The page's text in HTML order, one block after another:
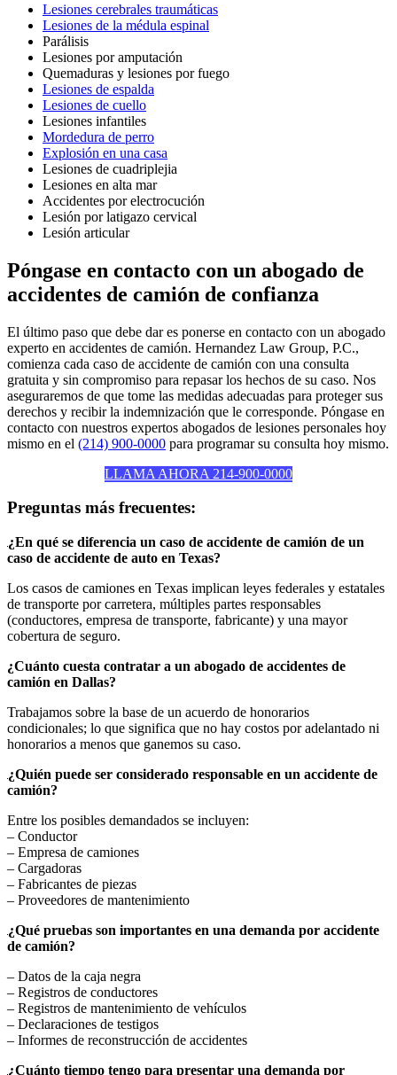
Lesiones cerebrales traumáticas
Lesiones de la médula espinal
Parálisis
Lesiones por amputación
Quemaduras y lesiones por fuego
Lesiones de espalda
Lesiones de cuello
Lesiones infantiles
Mordedura de perro
Explosión en una casa
Lesiones de cuadriplejia
Lesiones en alta mar
Accidentes por electrocución
Lesión por latigazo cervical
Lesión articular
Póngase en contacto con un abogado de
accidentes de camión de confianza
El último paso que debe dar es ponerse en contacto con un abogado
experto en accidentes de camión. Hernandez Law Group, P.C.,
comienza cada caso de accidente de camión con una consulta
gratuita y sin compromiso para repasar los hechos de su caso. Nos
aseguraremos de que tome las medidas adecuadas para proteger sus
derechos y recibir la indemnización que le corresponde. Póngase en
contacto con nuestros expertos abogados de lesiones personales hoy
mismo en el (214) 900-0000 para programar su consulta hoy mismo.
LLAMA AHORA 214-900-0000
Preguntas más frecuentes:
¿En qué se diferencia un caso de accidente de camión de un
caso de accidente de auto en Texas?
Los casos de camiones en Texas implican leyes federales y estatales
de transporte por carretera, múltiples partes responsables
(conductores, empresa de transporte, fabricante) y una mayor
cobertura de seguro.
¿Cuánto cuesta contratar a un abogado de accidentes de
camión en Dallas?
Trabajamos sobre la base de un acuerdo de honorarios
condicionales; lo que significa que no hay costos por adelantado ni
honorarios a menos que ganemos su caso.
¿Quién puede ser considerado responsable en un accidente de
camión?
Entre los posibles demandados se incluyen:
– Conductor
– Empresa de camiones
– Cargadoras
– Fabricantes de piezas
– Proveedores de mantenimiento
¿Qué pruebas son importantes en una demanda por accidente
de camión?
– Datos de la caja negra
– Registros de conductores
– Registros de mantenimiento de vehículos
– Declaraciones de testigos
– Informes de reconstrucción de accidentes
¿Cuánto tiempo tengo para presentar una demanda por